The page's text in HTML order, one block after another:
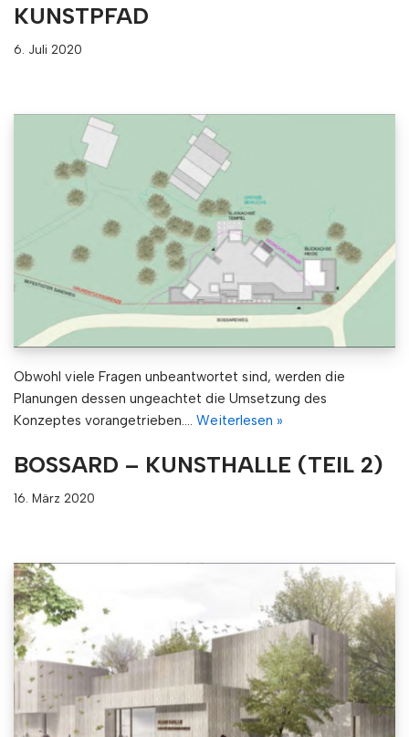
KUNSTPFAD
6. Juli 2020
Obwohl viele Fragen unbeantwortet sind, werden die
Planungen dessen ungeachtet die Umsetzung des
Konzeptes vorangetrieben.… Weiterlesen »
BOSSARD – KUNSTHALLE (TEIL 2)
16. März 2020